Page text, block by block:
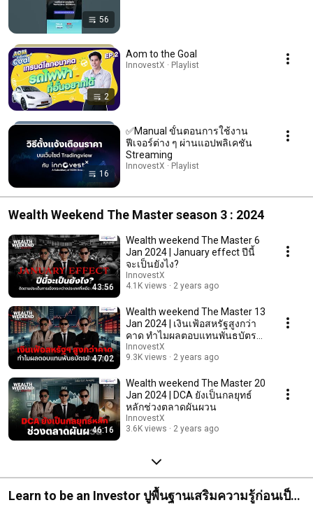
56
2
Aom to the Goal
InnovestX · Playlist
16
✅Manual ขั้นตอนการใช้งาน
ฟีเจอร์ต่าง ๆ ผ่านแอปพลิเคชัน
Streaming
InnovestX · Playlist
Wealth Weekend The Master season 3 : 2024
43:56
Wealth weekend The Master 6
Jan 2024 | January effect ปีนี้
จะเป็นยังไง?
InnovestX
4.1K views
2 years ago
47:02
Wealth weekend The Master 13
Jan 2024 | เงินเฟ้อสหรัฐสูงกว่า
คาด ทำไมผลตอบแทนพันธบัตร
ยังลดลง
InnovestX
9.3K views
2 years ago
46:16
Wealth weekend The Master 20
Jan 2024 | DCA ยังเป็นกลยุทธ์
หลักช่วงตลาดผันผวน
InnovestX
3.6K views
2 years ago
Learn to be an Investor ปูพื้นฐานเสริมความรู้ก่อนเป็น